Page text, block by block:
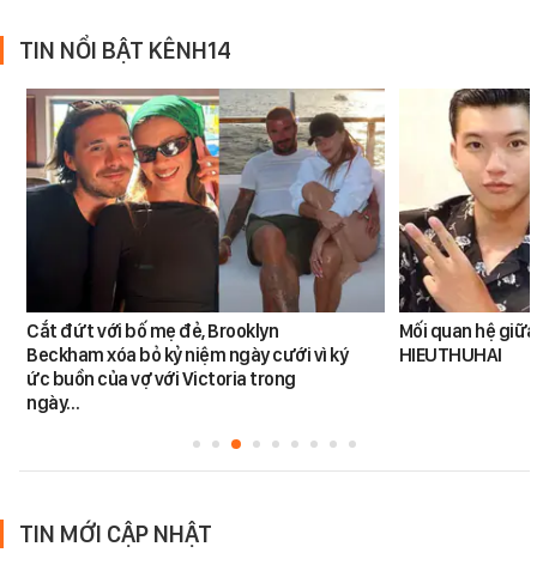
TIN NỔI BẬT KÊNH14
Cắt đứt với bố mẹ đẻ, Brooklyn
Beckham xóa bỏ kỷ niệm ngày cưới vì ký
ức buồn của vợ với Victoria trong
ngày…
Mối quan hệ giữa
HIEUTHUHAI
TIN MỚI CẬP NHẬT